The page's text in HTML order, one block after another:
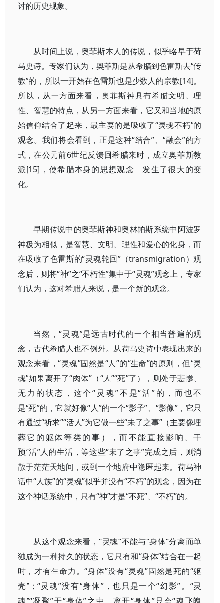
讨的历史现象。
从时间上说，奥菲斯本人的传说，似乎略早于荷
马史诗。专家们认为，奥菲斯是从希腊到色雷斯去“传
教”的，所以一开始在色雷斯也是少数人的宗教[14]。
所以，从一方面来看，奥菲斯神具有希腊文明、理
性、智慧的特点，从另一方面来看，它又和当地的原
始信仰结合了起来，最主要的是吸收了“灵魂不朽”的
观念。我们将会看到，正是这种“结合”、“融会”的方
式，在公元前6世纪反馈回希腊来时，成立奥菲斯教
派[15]，使希腊本身的思想观念，发生了很大的变
化。
早期传说中的奥菲斯神和奥林帕斯系统中阿波罗
神极为相似，是智慧、文明、理性和爱心的化身，而
在吸收了色雷斯的“灵魂轮回”（transmigration）观
念后，则将“神”之“不朽性”集中于“灵魂”观念上，专家
们认为，这对希腊人来说，是一个新的观念。
当然，“灵魂”是远古时代的一个相当普遍的观
念，古代希腊人也不例外。从荷马史诗中表现出来的
观念来看，“灵魂”固然是“人”的“生命”的原则，但“灵
魂”如果离开了“肉体”（“人”“死”了），则处于悲惨、
无力的状态，这个“灵魂”不是“活”的，而也不
是“死”的，它就好像“人”的一个“影子”、“影像”，它只
有通过“祈求”“活人”为它做一些“未了之事”（主要像埋
葬它的躯体等类的事），而不能直接影响、干
预“活”人的生活，等这些“未了之事”完成之后，则消
散于茫茫天地间，或到一个地府中隐匿起来。荷马神
话中“人族”的“灵魂”似乎并没有“不朽”的观念，因为在
这个神话系统中，只有“神”才是“不死”、“不朽”的。
从这个观念来看，“灵魂”不能与“身体”分离而单
独成为一种持久的状态，它只有和“身体”结合在一起
时，才有生命力。“身体”没有“灵魂”固然是死的“躯
壳”；“灵魂”没有“身体”，也只是一个“幻影”。“灵
魂”“凝聚”于“身体”之中，离开“身体”只会“魂飞魄